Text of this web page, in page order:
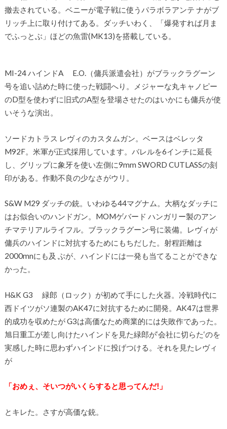
撤去されている。ベニーが電子戦に使うパラボラアンテ ナがブ
リッチ上に取り付けてある。ダッチいわく、「爆発すれば月ま
でふっとぶ」ほどの魚雷(MK13)を搭載している。
MI-24 ハインドA E.O.（傭兵派遣会社）がブラックラグーン
号を追い詰めた時に使った戦闘へり。メジャーな丸キャノピー
のD型を使わずに旧式のA型を登場させたのはいかにも傭兵が使
いそうな演出。
ソードカトラス レヴィのカスタムガン。ベースはベレッタ
M92F。米軍が正式採用しています。バレルを6インチに延長
し、グリップに象牙を使い左側に9mm SWORD CUTLASSの刻
印がある。作動不良の少なさがウリ。
S&W M29 ダッチの銃。いわゆる44マグナム。大柄なダッチに
はお似合いのハンドガン。MOMゲバード ハンガリー製のアン
チマテリアルライフル。ブラックラグーン号に装備。レヴィが
傭兵のハインドに対抗するためにもちだした。射程距離は
2000mnにも及 ぶが、ハインドには一発も当てることができな
かった。
H&K G3 緑郎（ロック）が初めて手にした火器。冷戦時代に
西ドイツがソ連製のAK47に対抗するために開発。AK47は世界
的成功を収めたが G3は高価なため商業的には失敗作であった。
旭日重工が差し向けたハインドを見た緑郎が‘会社に切らた‘のを
実感した時に思わずハインドに投げつける。それを見たレヴィ
が
「おめぇ、そいつがいくらすると思ってんだ!」
とキレた。さすが高価な銃。